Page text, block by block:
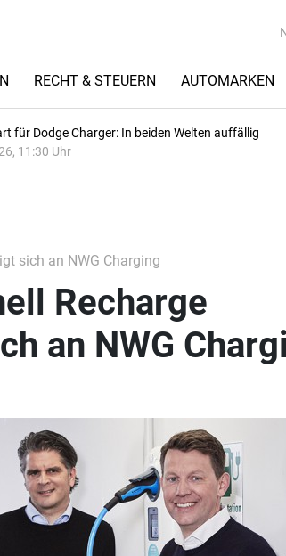
RECHT & STEUERN AUTOMARKEN
für Dodge Charger: In beiden Welten auffällig
11:30 Uhr
sich an NWG Charging
Recharge
an NWG